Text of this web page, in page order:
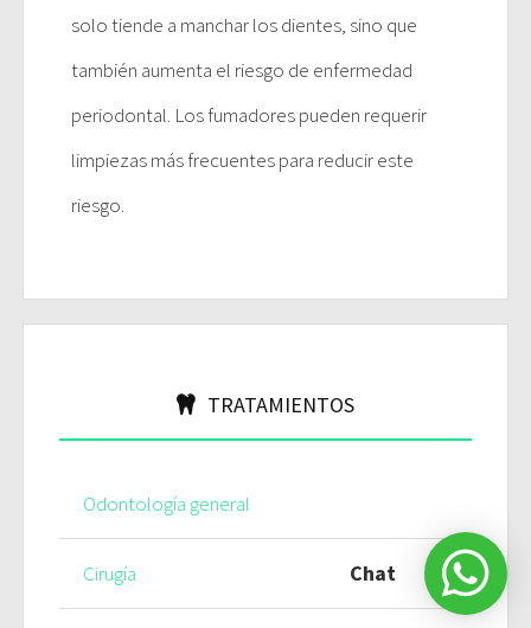
solo tiende a manchar los dientes, sino que
también aumenta el riesgo de enfermedad
periodontal. Los fumadores pueden requerir
limpiezas más frecuentes para reducir este
riesgo.
TRATAMIENTOS
Odontología general
Cirugía Chat